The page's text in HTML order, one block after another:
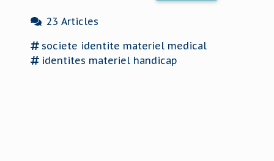
23 Articles
societe identite materiel medical
identites materiel handicap